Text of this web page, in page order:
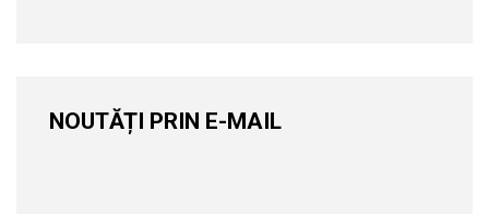
NOUTĂȚI PRIN E-MAIL